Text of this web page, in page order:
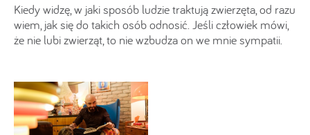
Kiedy widzę, w jaki sposób ludzie traktują zwierzęta, od razu
wiem, jak się do takich osób odnosić. Jeśli człowiek mówi,
że nie lubi zwierząt, to nie wzbudza on we mnie sympatii.